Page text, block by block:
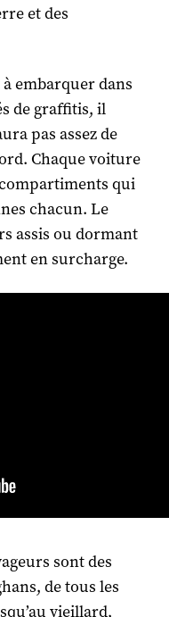
et des
embarquer dans
de graffitis, il
pas assez de
Chaque voiture
qui
chacun. Le
assis ou dormant
en surcharge.
sont des
de tous les
vieillard,